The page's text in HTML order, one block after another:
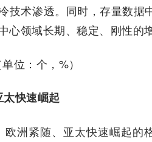
技术渗透。同时，存量数据
领域长期、稳定、刚性的
位：个，%）
快速崛起
洲紧随、亚太快速崛起的